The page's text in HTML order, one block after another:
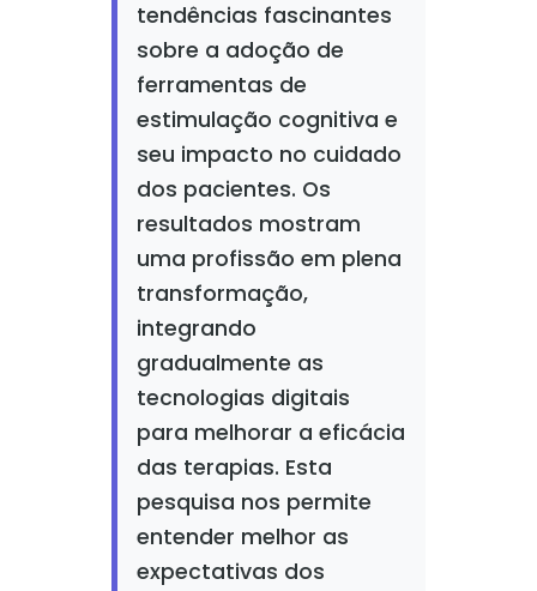
tendências fascinantes
sobre a adoção de
ferramentas de
estimulação cognitiva e
seu impacto no cuidado
dos pacientes. Os
resultados mostram
uma profissão em plena
transformação,
integrando
gradualmente as
tecnologias digitais
para melhorar a eficácia
das terapias. Esta
pesquisa nos permite
entender melhor as
expectativas dos